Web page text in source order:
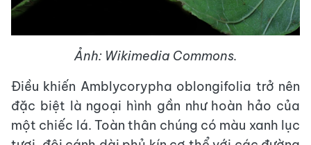
Ảnh: Wikimedia Commons.
Điều khiến Amblycorypha oblongifolia trở nên
đặc biệt là ngoại hình gần như hoàn hảo của
một chiếc lá. Toàn thân chúng có màu xanh lục